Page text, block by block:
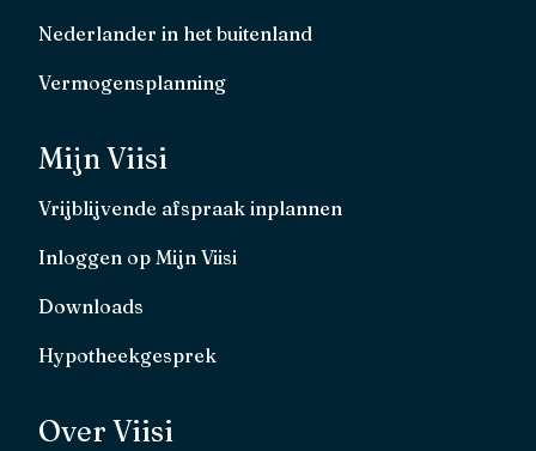
Nederlander in het buitenland
Vermogensplanning
Mijn Viisi
Vrijblijvende afspraak inplannen
Inloggen op Mijn Viisi
Downloads
Hypotheekgesprek
Over Viisi